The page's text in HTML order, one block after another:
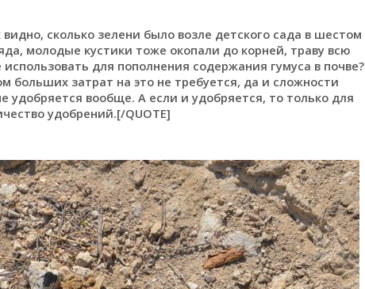
сколько зелени было возле детского сада в шестом
молодые кустики тоже окопали до корней, траву всю
для пополнения содержания гумуса в почве?
больших затрат на это не требуется, да и сложности
удобряется вообще. А если и удобряется, то только для
удобрений.[/QUOTE]